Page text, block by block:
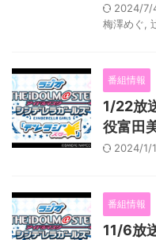
2024/7/
梅澤めぐ
番組情報
1/22放
役富田
2024/1/
番組情報
11/6放